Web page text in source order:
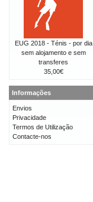
EUG 2018 - Ténis - por dia
sem alojamento e sem
transferes
35,00€
Informações
Envios
Privacidade
Termos de Utilização
Contacte-nos